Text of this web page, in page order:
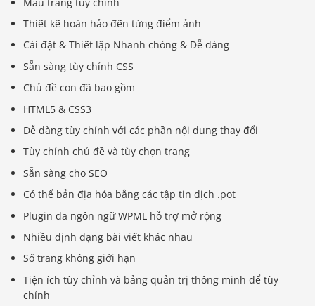
Thiết kế hoàn hảo đến từng điểm ảnh
Cài đặt & Thiết lập Nhanh chóng & Dễ dàng
Sẵn sàng tùy chỉnh CSS
Chủ đề con đã bao gồm
HTML5 & CSS3
Dễ dàng tùy chỉnh với các phần nội dung thay đổi
Tùy chỉnh chủ đề và tùy chọn trang
Sẵn sàng cho SEO
Có thể bản địa hóa bằng các tập tin dịch .pot
Plugin đa ngôn ngữ WPML hỗ trợ mở rộng
Nhiều định dạng bài viết khác nhau
Số trang không giới hạn
Tiện ích tùy chỉnh và bảng quản trị thông minh để tùy
chỉnh